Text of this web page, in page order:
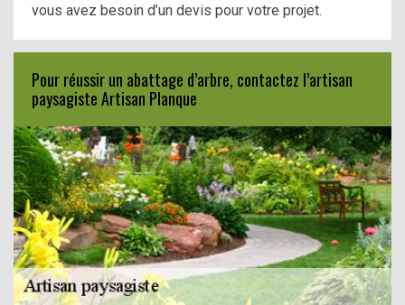
vous avez besoin d’un devis pour votre projet.
Pour réussir un abattage d’arbre, contactez l’artisan
paysagiste Artisan Planque